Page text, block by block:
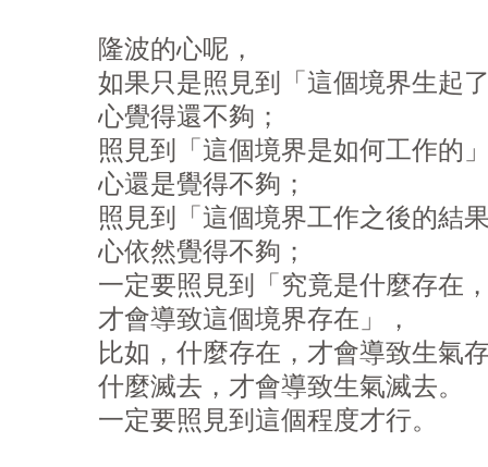
隆波的心呢，
如果只是照見到「這個境界生起了
心覺得還不夠；
照見到「這個境界是如何工作的」
心還是覺得不夠；
照見到「這個境界工作之後的結
心依然覺得不夠；
一定要照見到「究竟是什麼存在，
才會導致這個境界存在」，
比如，什麼存在，才會導致生氣存
什麼滅去，才會導致生氣滅去。
一定要照見到這個程度才行。